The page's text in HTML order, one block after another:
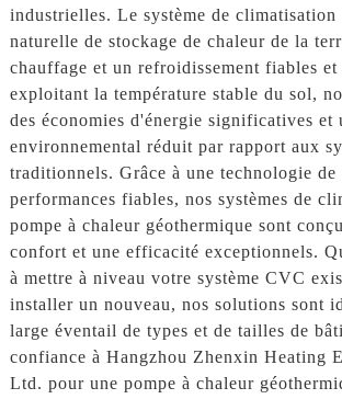
industrielles. Le système de
naturelle de stockage de chaleur de la
chauffage et un refroidissement fiables et
exploitant la température stable du sol,
des économies d'énergie significatives et
environnemental réduit par rapport aux
traditionnels. Grâce à une technologie de
performances fiables, nos systèmes de
pompe à chaleur géothermique sont
confort et une efficacité exceptionnels.
à mettre à niveau votre système CVC
installer un nouveau, nos solutions sont
large éventail de types et de tailles de
confiance à Hangzhou Zhenxin Heating
Ltd. pour une pompe à chaleur